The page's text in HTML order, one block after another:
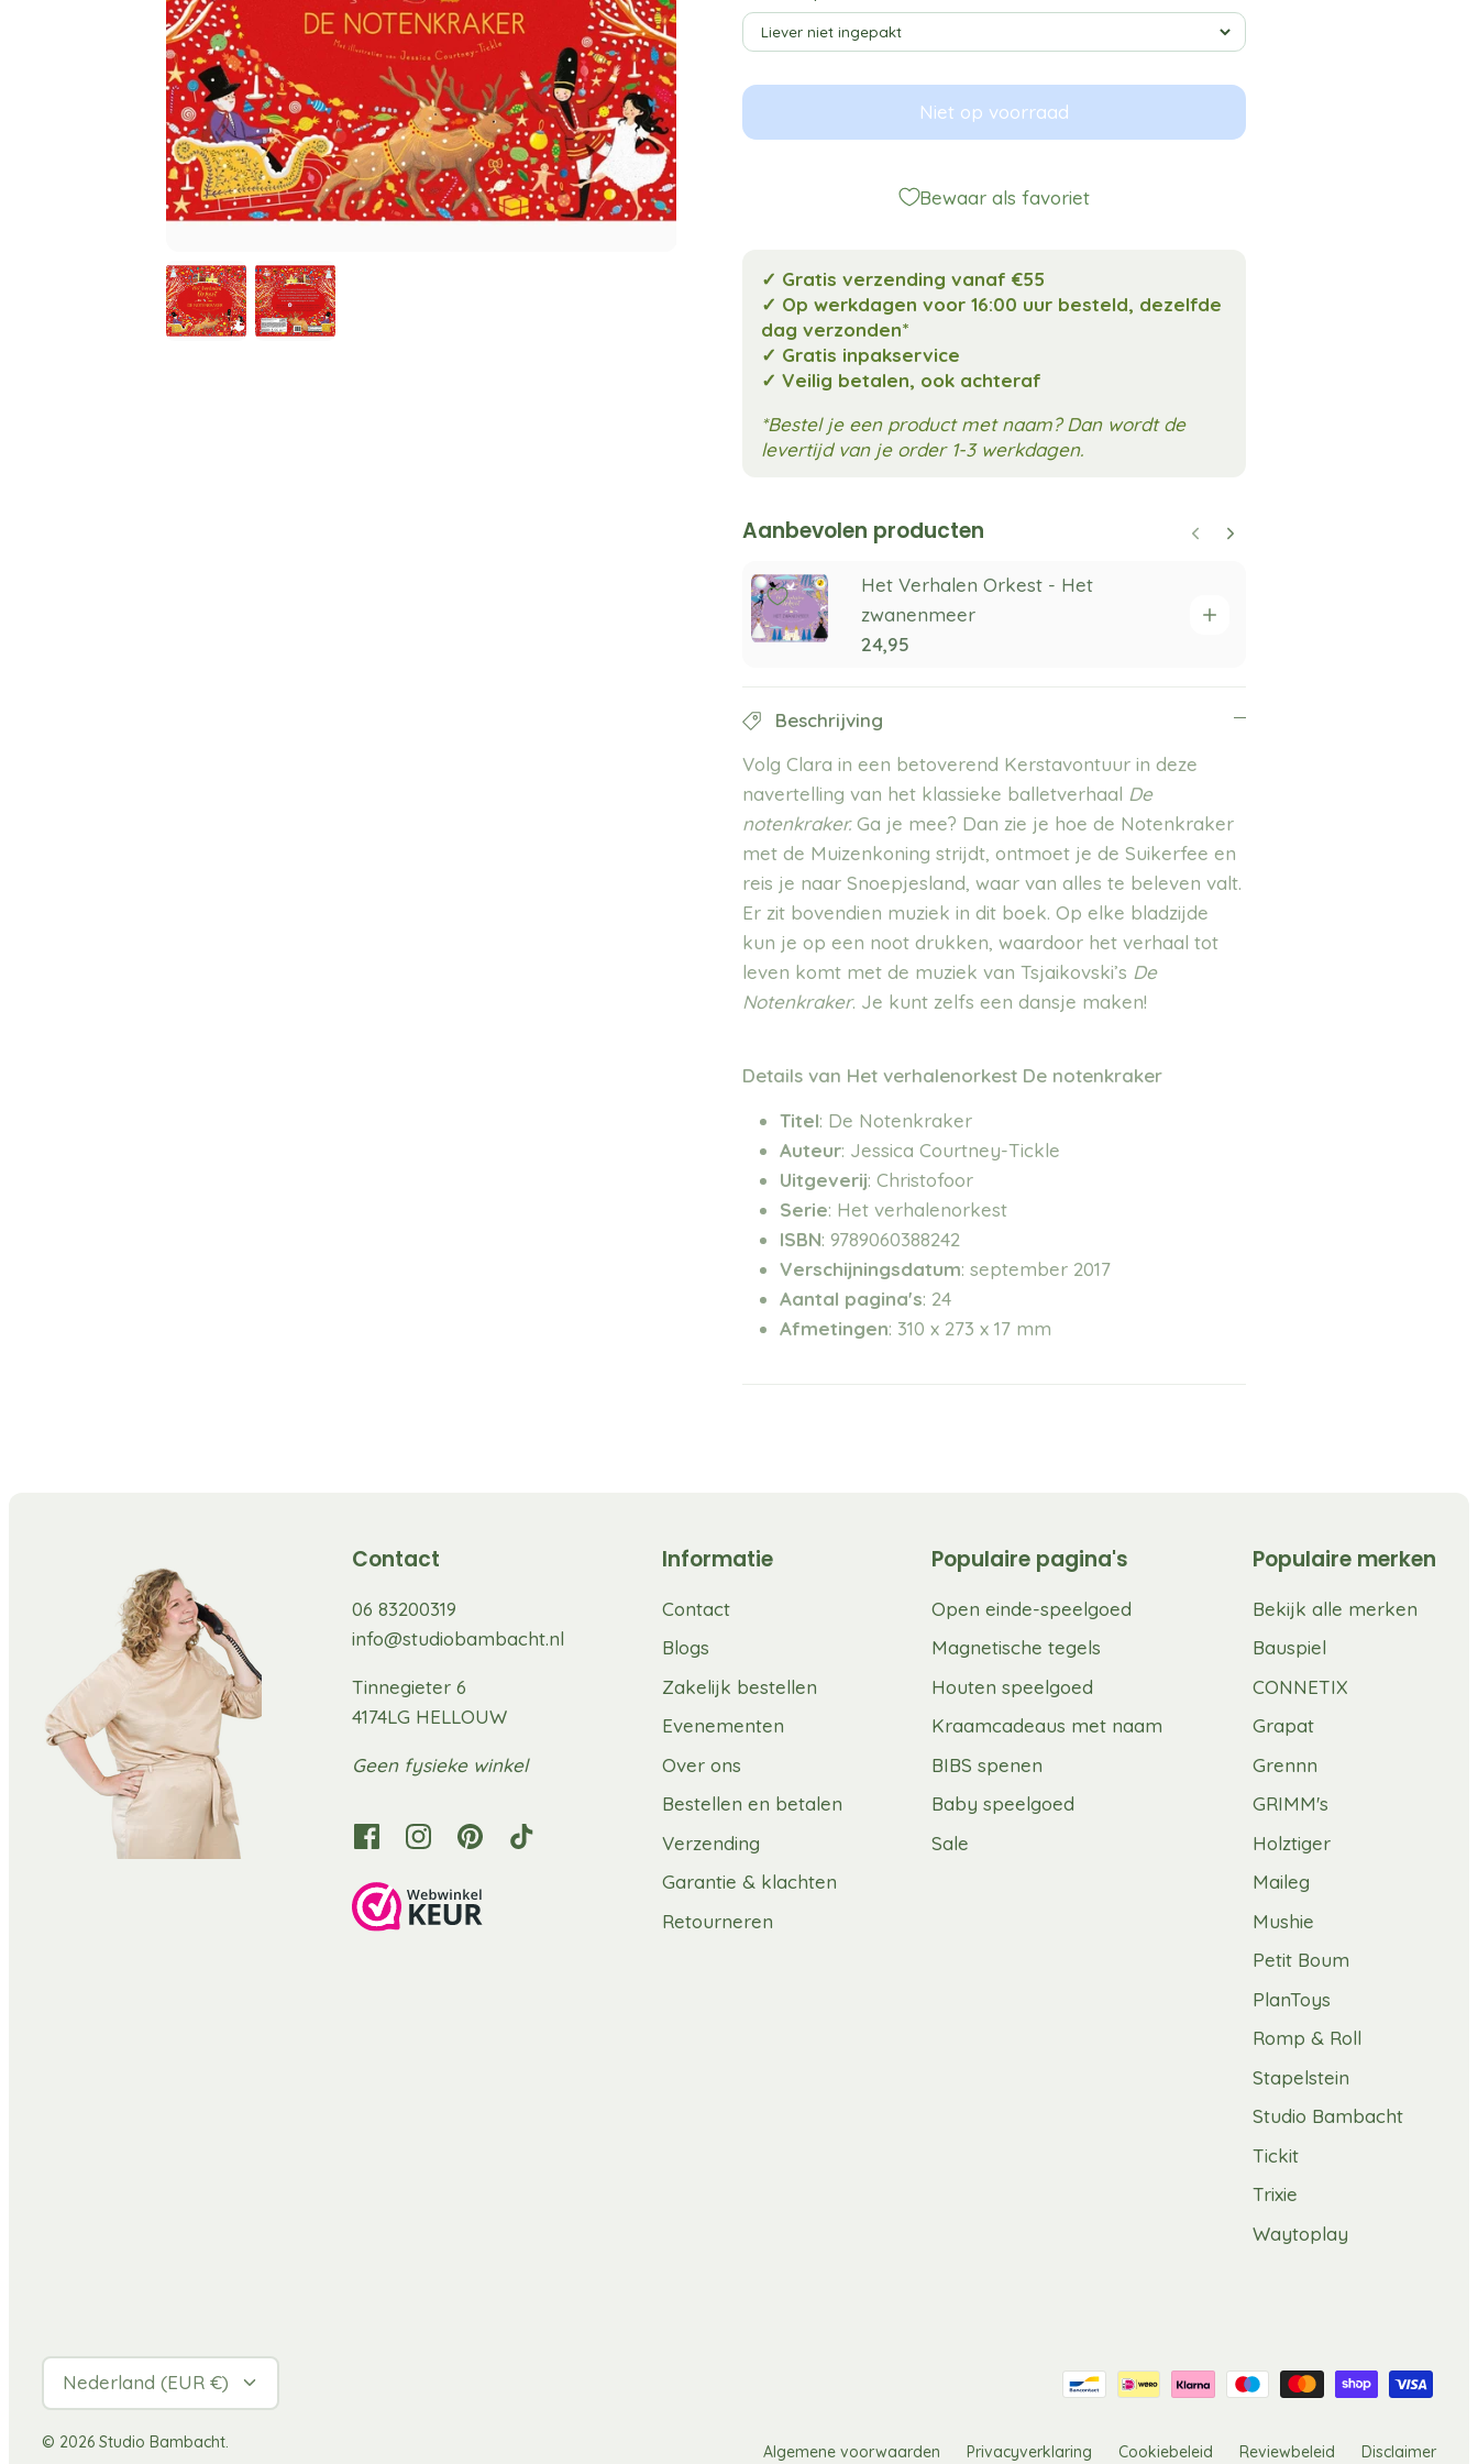
Niet op voorraad
Bewaar als favoriet
✓ Gratis verzending vanaf €55
✓ Op werkdagen voor 16:00 uur besteld, dezelfde
dag verzonden*
✓ Gratis inpakservice
✓ Veilig betalen, ook achteraf
*Bestel je een product met naam? Dan wordt de
levertijd van je order 1-3 werkdagen.
Aanbevolen producten
Het Verhalen Orkest - Het
zwanenmeer
24,95
Beschrijving
Volg Clara in een betoverend Kerstavontuur in deze
navertelling van het klassieke balletverhaal De
notenkraker.Ga je mee? Dan zie je hoe de Notenkraker
met de Muizenkoning strijdt, ontmoet je de Suikerfee en
reis je naar Snoepjesland, waar van alles te beleven valt.
Er zit bovendien muziek in dit boek. Op elke bladzijde
kun je op een noot drukken, waardoor het verhaal tot
leven komt met de muziek van Tsjaikovski’s De
Notenkraker. Je kunt zelfs een dansje maken!
Details van Het verhalenorkest De notenkraker
Titel: De Notenkraker
Auteur: Jessica Courtney-Tickle
Uitgeverij: Christofoor
Serie: Het verhalenorkest
ISBN: 9789060388242
Verschijningsdatum: september 2017
Aantal pagina's: 24
Afmetingen: 310 x 273 x 17 mm
Contact
06 83200319
info@studiobambacht.nl
Tinnegieter 6
4174LG HELLOUW
Geen fysieke winkel
Informatie
Contact
Blogs
Zakelijk bestellen
Evenementen
Over ons
Bestellen en betalen
Verzending
Garantie & klachten
Retourneren
Populaire pagina's
Open einde-speelgoed
Magnetische tegels
Houten speelgoed
Kraamcadeaus met naam
BIBS spenen
Baby speelgoed
Sale
Populaire merken
Bekijk alle merken
Bauspiel
CONNETIX
Grapat
Grennn
GRIMM's
Holztiger
Maileg
Mushie
Petit Boum
PlanToys
Romp & Roll
Stapelstein
Studio Bambacht
Tickit
Trixie
Waytoplay
Algemene voorwaarden Privacyverklaring Cookiebeleid Reviewbeleid Disclaimer
Valuta
Nederland (EUR €)
© 2026 Studio Bambacht